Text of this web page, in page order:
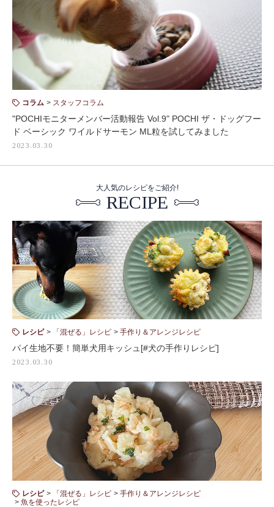
コラム スタッフコラム
"POCHIモニターメンバー活動報告 Vol.9" POCHI ザ・ドッグフー
ド ベーシック ワイルドサーモン ML粒を試してみました
2023.03.30
大人気のレシピをご紹介!
RECIPE
レシピ 「混ぜる」レシピ 手作り＆アレンジレシピ
パイ生地不要！簡単犬用キッシュ[#犬の手作りレシピ]
2023.03.30
レシピ 「混ぜる」レシピ
手作り＆アレンジレシピ
魚を使ったレシピ